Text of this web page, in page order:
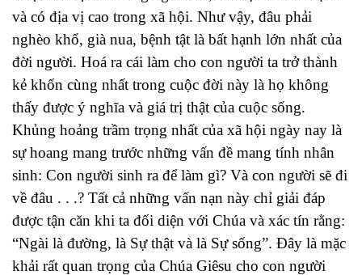
và có địa vị cao trong xã hội. Như vậy, đâu phải
nghèo khổ, già nua, bệnh tật là bất hạnh lớn nhất của
đời người. Hoá ra cái làm cho con người ta trở thành
kẻ khốn cùng nhất trong cuộc đời này là họ không
thấy được ý nghĩa và giá trị thật của cuộc sống.
Khủng hoảng trầm trọng nhất của xã hội ngày nay là
sự hoang mang trước những vấn đề mang tính nhân
sinh: Con người sinh ra để làm gì? Và con người sẽ đi
về đâu . . .? Tất cả những vấn nạn này chỉ giải đáp
được tận căn khi ta đối diện với Chúa và xác tín rằng:
“Ngài là đường, là Sự thật và là Sự sống”. Đây là mặc
khải rất quan trọng của Chúa Giêsu cho con người